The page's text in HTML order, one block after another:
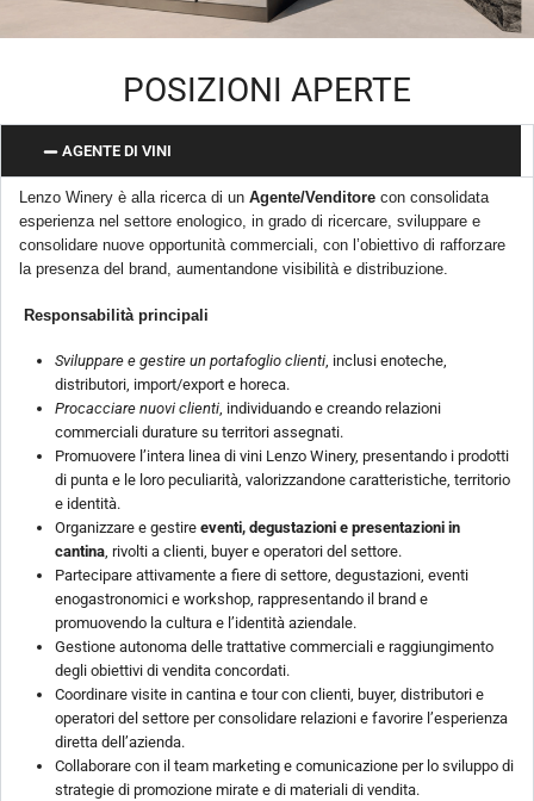
POSIZIONI APERTE
AGENTE DI VINI
Lenzo Winery è alla ricerca di un Agente/Venditore con consolidata
esperienza nel settore enologico, in grado di ricercare, sviluppare e
consolidare nuove opportunità commerciali, con l’obiettivo di rafforzare
la presenza del brand, aumentandone visibilità e distribuzione.
Responsabilità principali
Sviluppare e gestire un portafoglio clienti, inclusi enoteche,
distributori, import/export e horeca.
Procacciare nuovi clienti, individuando e creando relazioni
commerciali durature su territori assegnati.
Promuovere l’intera linea di vini Lenzo Winery, presentando i prodotti
di punta e le loro peculiarità, valorizzandone caratteristiche, territorio
e identità.
Organizzare e gestire eventi, degustazioni e presentazioni in
cantina, rivolti a clienti, buyer e operatori del settore.
Partecipare attivamente a fiere di settore, degustazioni, eventi
enogastronomici e workshop, rappresentando il brand e
promuovendo la cultura e l’identità aziendale.
Gestione autonoma delle trattative commerciali e raggiungimento
degli obiettivi di vendita concordati.
Coordinare visite in cantina e tour con clienti, buyer, distributori e
operatori del settore per consolidare relazioni e favorire l’esperienza
diretta dell’azienda.
Collaborare con il team marketing e comunicazione per lo sviluppo di
strategie di promozione mirate e di materiali di vendita.